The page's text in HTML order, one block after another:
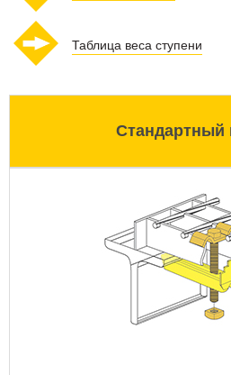
Таблица веса ступени
Стандартный